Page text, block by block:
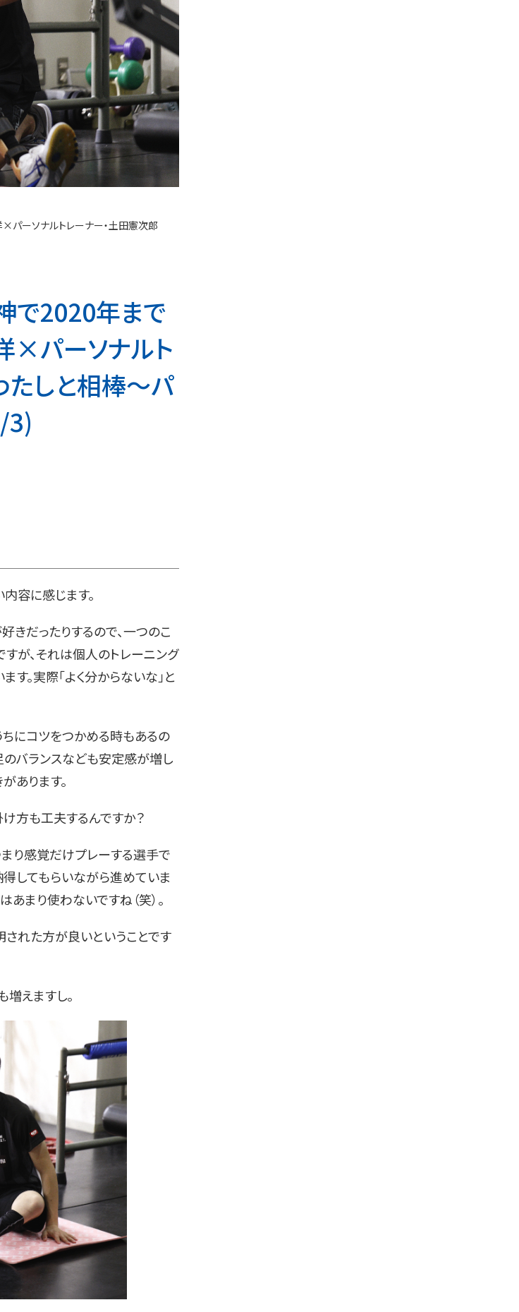
×パーソナルトレーナー・土田憲次郎
で2020年まで
×パーソナルト
たしと相棒～パ
3)
容に感じます。
きだったりするので、一つのこ
が、それは個人のトレーニング
。実際「よく分からないな」と
ちにコツをつかめる時もあるの
のバランスなども安定感が増し
あります。
け方も工夫するんですか？
まり感覚だけプレーする選手で
してもらいながら進めていま
あまり使わないですね（笑）。
された方が良いということです
増えますし。